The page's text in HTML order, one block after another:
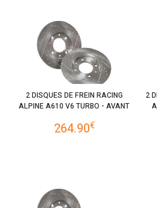
2 DISQUES DE FREIN RACING
ALPINE A610 V6 TURBO - AVANT
264.90€
2